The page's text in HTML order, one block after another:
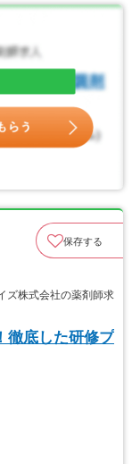
保存する
株式会社の薬剤師求
徹底した研修プ